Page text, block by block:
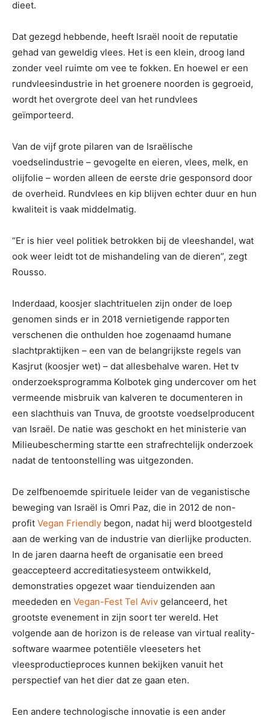
dieet.
Dat gezegd hebbende, heeft Israël nooit de reputatie
gehad van geweldig vlees. Het is een klein, droog land
zonder veel ruimte om vee te fokken. En hoewel er een
rundvleesindustrie in het groenere noorden is gegroeid,
wordt het overgrote deel van het rundvlees
geïmporteerd.
Van de vijf grote pilaren van de Israëlische
voedselindustrie – gevogelte en eieren, vlees, melk, en
olijfolie – worden alleen de eerste drie gesponsord door
de overheid. Rundvlees en kip blijven echter duur en hun
kwaliteit is vaak middelmatig.
“Er is hier veel politiek betrokken bij de vleeshandel, wat
ook weer leidt tot de mishandeling van de dieren”, zegt
Rousso.
Inderdaad, koosjer slachtrituelen zijn onder de loep
genomen sinds er in 2018 vernietigende rapporten
verschenen die onthulden hoe zogenaamd humane
slachtpraktijken – een van de belangrijkste regels van
Kasjrut (koosjer wet) – dat allesbehalve waren. Het tv
onderzoeksprogramma Kolbotek ging undercover om het
vermeende misbruik van kalveren te documenteren in
een slachthuis van Tnuva, de grootste voedselproducent
van Israël. De natie was geschokt en het ministerie van
Milieubescherming startte een strafrechtelijk onderzoek
nadat de tentoonstelling was uitgezonden.
De zelfbenoemde spirituele leider van de veganistische
beweging van Israël is Omri Paz, die in 2012 de non-
profit Vegan Friendly begon, nadat hij werd blootgesteld
aan de werking van de industrie van dierlijke producten.
In de jaren daarna heeft de organisatie een breed
geaccepteerd accreditatiesysteem ontwikkeld,
demonstraties opgezet waar tienduizenden aan
meededen en Vegan-Fest Tel Aviv gelanceerd, het
grootste evenement in zijn soort ter wereld. Het
volgende aan de horizon is de release van virtual reality-
software waarmee potentiële vleeseters het
vleesproductieproces kunnen bekijken vanuit het
perspectief van het dier dat ze gaan eten.
Een andere technologische innovatie is een ander